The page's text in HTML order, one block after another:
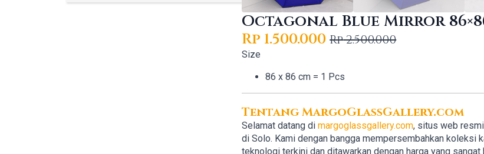
Octagonal Blue Mirror
Rp2.500.000
Original
was:
Rp 2.500.000.
Rp 1.500.000
Current
is:
Rp 1.500.000.
Size
86 x 86 cm = 1 Pcs
Tentang MargoGlassGallery.com
Selamat datang di margoglassgallery.com, situs web
di Solo. Kami dengan bangga mempersembahkan
teknologi terkini dan ditawarkan dengan harga yang sangat